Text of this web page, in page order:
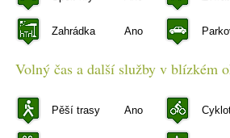
Zahrádka Ano
Volný čas a další služby v blízkém
Pěší trasy Ano